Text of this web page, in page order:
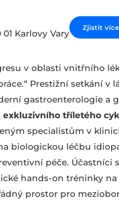
01 Karlovy Vary
Zjistit
v oblasti vnitřního
Prestižní setkání
gastroenterologie a
exkluzivního tříletého
specialistům v
biologickou léčbu
péče. Účastníci
hands-on tréninky
prostor pro